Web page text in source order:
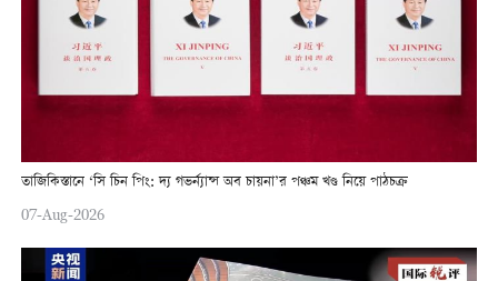
তাজিকিস্তানে ‘সি চিন পিং: দ্য গভর্ন্যান্স অব চায়না’র পঞ্চম খণ্ড নিয়ে পাঠচক্র
07-Aug-2026